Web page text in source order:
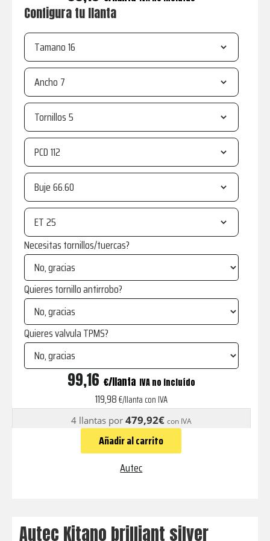
Configura tu llanta
Tamano
Ancho
Tornillos
PCD
Buje
ET
Necesitas tornillos/tuercas?
Quieres tornillo antirrobo?
Quieres valvula TPMS?
silver
cantidad
99,16 € IVA no incluído
119,98€/llanta con IVA
4 llantas por 479,92€ con IVA
Añadir al carrito
Autec
Autec Kitano brilliant silver